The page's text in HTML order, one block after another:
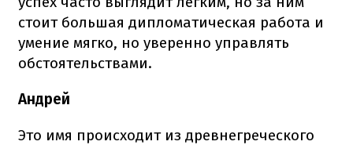
стоит большая дипломатическая работа и
умение мягко, но уверенно управлять
обстоятельствами.
Андрей
Это имя происходит из древнегреческого